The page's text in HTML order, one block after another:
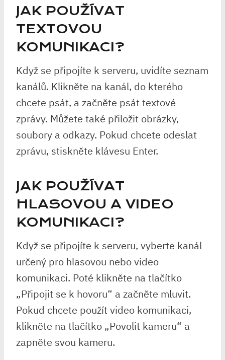
JAK POUŽÍVAT
TEXTOVOU
KOMUNIKACI?
Když se připojíte k serveru, uvidíte seznam
kanálů. Klikněte na kanál, do kterého
chcete psát, a začněte psát textové
zprávy. Můžete také přiložit obrázky,
soubory a odkazy. Pokud chcete odeslat
zprávu, stiskněte klávesu Enter.
JAK POUŽÍVAT
HLASOVOU A VIDEO
KOMUNIKACI?
Když se připojíte k serveru, vyberte kanál
určený pro hlasovou nebo video
komunikaci. Poté klikněte na tlačítko
„Připojit se k hovoru“ a začněte mluvit.
Pokud chcete použít video komunikaci,
klikněte na tlačítko „Povolit kameru“ a
zapněte svou kameru.